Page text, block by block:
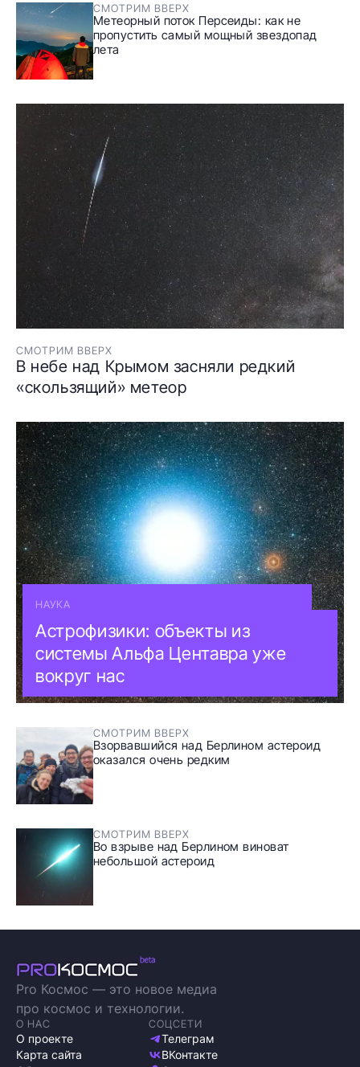
СМОТРИМ ВВЕРХ
Метеорный поток Персеиды: как не
пропустить самый мощный звездопад
лета
СМОТРИМ ВВЕРХ
В небе над Крымом засняли редкий
«скользящий» метеор
НАУКА
Астрофизики: объекты из
системы Альфа Центавра уже
вокруг нас
СМОТРИМ ВВЕРХ
Взорвавшийся над Берлином астероид
оказался очень редким
СМОТРИМ ВВЕРХ
Во взрыве над Берлином виноват
небольшой астероид
Pro Космос — это новое медиа
про космос и технологии.
О НАС
О проекте
Карта сайта
СОЦСЕТИ
Телеграм
ВКонтакте